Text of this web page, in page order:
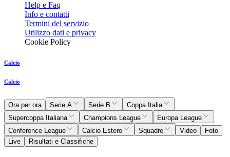
Help e Faq
Info e contatti
Termini del servizio
Utilizzo dati e privacy
Cookie Policy
Calcio
Calcio
Ora per ora Serie A Serie B
Coppa Italia
Supercoppa Italiana
Champions League
Europa League
Conference League
Calcio Estero Squadre Video
Foto
Live
Risultati e Classifiche